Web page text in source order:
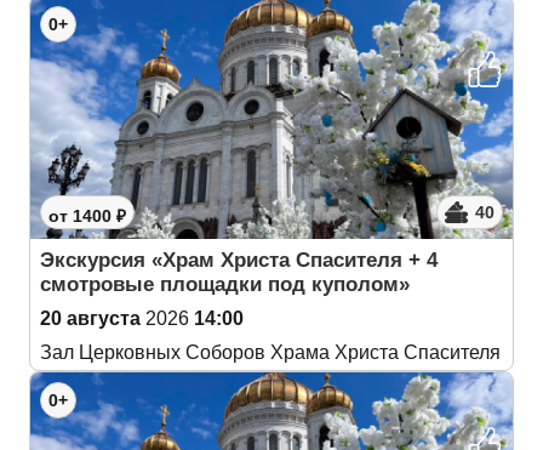
0+
от 1400 ₽ 40
Экскурсия «Храм Христа Спасителя + 4
смотровые площадки под куполом»
20 августа 2026 14:00
Зал Церковных Соборов Храма Христа Спасителя
0+